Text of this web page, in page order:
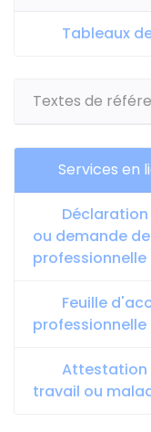
Tableaux
Textes de
Services en
ou demande
professionnelle
Feuille
Attestation
travail ou